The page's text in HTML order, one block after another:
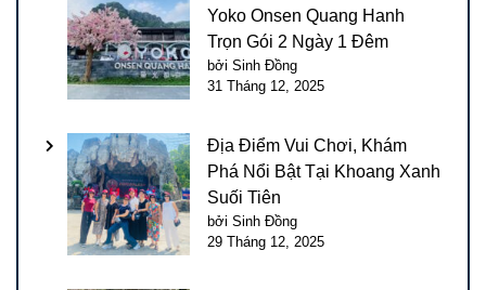
Yoko Onsen Quang Hanh
Trọn Gói 2 Ngày 1 Đêm
bởi Sinh Đồng
31 Tháng 12, 2025
Địa Điểm Vui Chơi, Khám
Phá Nổi Bật Tại Khoang Xanh
Suối Tiên
bởi Sinh Đồng
29 Tháng 12, 2025